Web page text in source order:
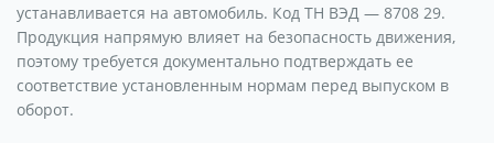
устанавливается на автомобиль. Код ТН ВЭД — 8708 29.
Продукция напрямую влияет на безопасность движения,
поэтому требуется документально подтверждать ее
соответствие установленным нормам перед выпуском в
оборот.